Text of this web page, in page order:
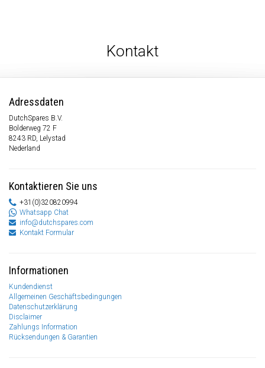
Kontakt
Adressdaten
DutchSpares B.V.
Bolderweg 72 F
8243 RD, Lelystad
Nederland
Kontaktieren Sie uns
+31(0)320820994
Whatsapp Chat
info@dutchspares.com
Kontakt Formular
Informationen
Kundendienst
Allgemeinen Geschäftsbedingungen
Datenschutzerklärung
Disclaimer
Zahlungs Information
Rücksendungen & Garantien